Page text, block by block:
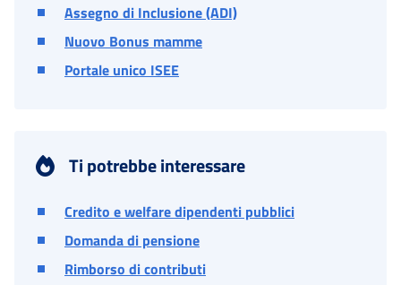
Assegno di Inclusione (ADI)
Nuovo Bonus mamme
Portale unico ISEE
Ti potrebbe interessare
Credito e welfare dipendenti pubblici
Domanda di pensione
Rimborso di contributi